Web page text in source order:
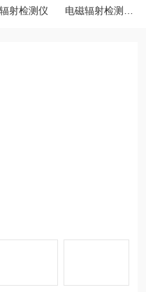
辐射检测仪 电磁辐射检测仪